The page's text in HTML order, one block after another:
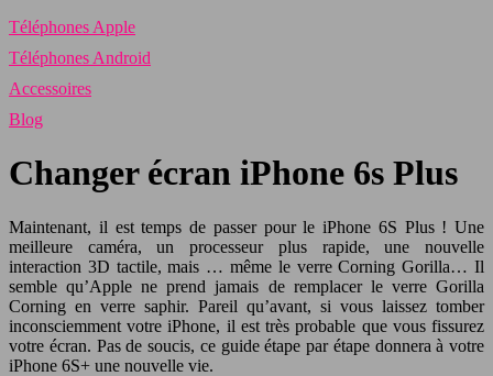
Téléphones Apple
Téléphones Android
Accessoires
Blog
Changer écran iPhone 6s Plus
Maintenant, il est temps de passer pour le iPhone 6S Plus ! Une
meilleure caméra, un processeur plus rapide, une nouvelle
interaction 3D tactile, mais … même le verre Corning Gorilla… Il
semble qu’Apple ne prend jamais de remplacer le verre Gorilla
Corning en verre saphir. Pareil qu’avant, si vous laissez tomber
inconsciemment votre iPhone, il est très probable que vous fissurez
votre écran. Pas de soucis, ce guide étape par étape donnera à votre
iPhone 6S+ une nouvelle vie.